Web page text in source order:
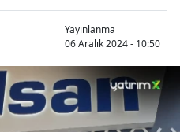
Yayınlanma
06 Aralık 2024 - 10:50